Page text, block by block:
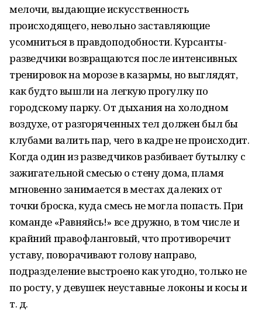
мелочи, выдающие искусственность
происходящего, невольно заставляющие
усомниться в правдоподобности. Курсанты-
разведчики возвращаются после интенсивных
тренировок на морозе в казармы, но выглядят,
как будто вышли на легкую прогулку по
городскому парку. От дыхания на холодном
воздухе, от разгоряченных тел должен был бы
клубами валить пар, чего в кадре не происходит.
Когда один из разведчиков разбивает бутылку с
зажигательной смесью о стену дома, пламя
мгновенно занимается в местах далеких от
точки броска, куда смесь не могла попасть. При
команде «Равняйсь!» все дружно, в том числе и
крайний правофланговый, что противоречит
уставу, поворачивают голову направо,
подразделение выстроено как угодно, только не
по росту, у девушек неуставные локоны и косы и
т. д.